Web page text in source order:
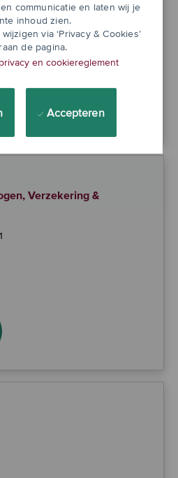
communicatie en laten wij je
inhoud zien.
via ‘Privacy & Cookies’
de pagina.
privacy en cookiereglement
Accepteren
Verzekering &
Lead Vermogen, Verzekering